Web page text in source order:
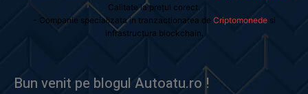
Calitate la prețul corect.
- Companie specializata in tranzactionarea de Criptomonedesi
infrastructura blockchain.
Bun venit pe blogul Autoatu.ro !